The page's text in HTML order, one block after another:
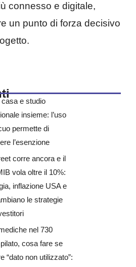
connesso e digitale,
un punto di forza decisivo
e studio
insieme: l’uso
permette di
l’esenzione
corre ancora e il
vola oltre il 10%:
inflazione USA e
le strategie
nel 730
cosa fare se
“dato non utilizzato”: